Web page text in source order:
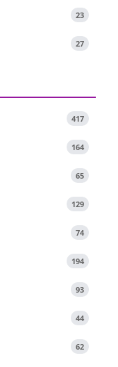
23
27
417
164
65
129
74
194
93
44
62